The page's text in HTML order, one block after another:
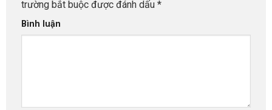
trường bắt buộc được đánh dấu *
Bình luận